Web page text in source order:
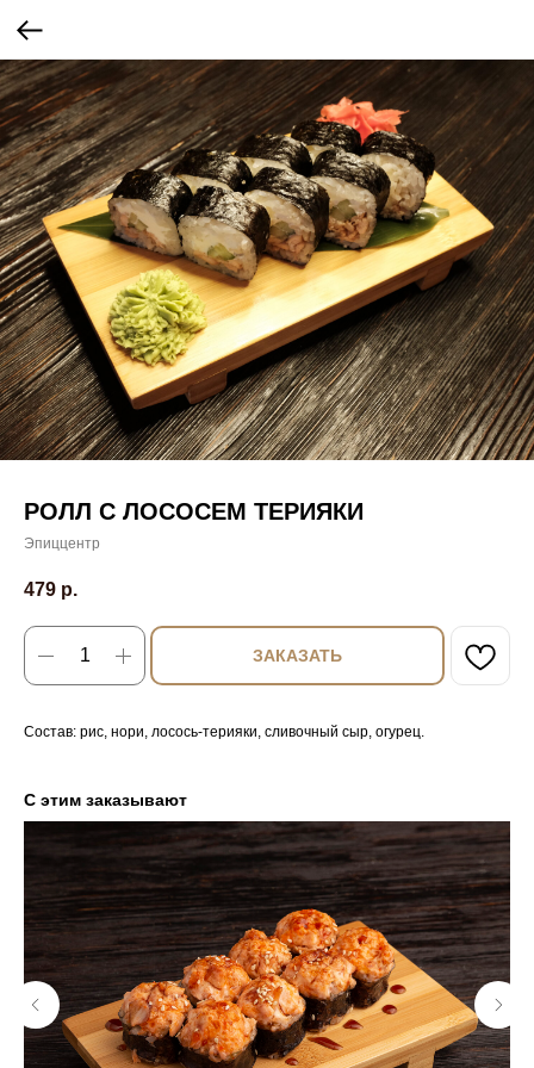
РОЛЛ С ЛОСОСЕМ ТЕРИЯКИ
Эпиццентр
479 р.
ЗАКАЗАТЬ
Состав: рис, нори, лосось-терияки, сливочный сыр, огурец.
С этим заказывают